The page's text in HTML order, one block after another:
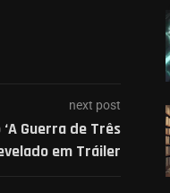
next post
Guerra de Três
em Tráiler